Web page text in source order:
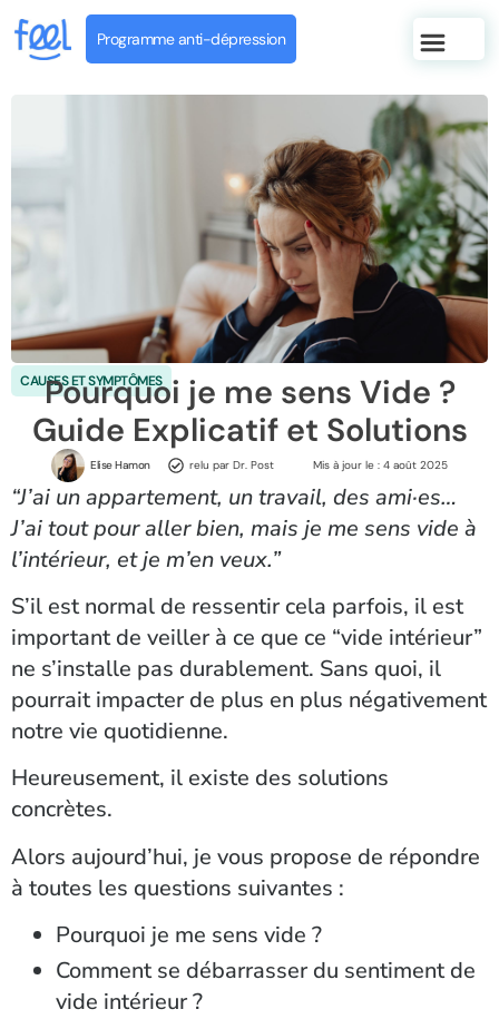
Programme anti-dépression
CAUSES ET SYMPTÔMES
Pourquoi je me sens Vide ?
Guide Explicatif et Solutions
Elise Hamon relu par Dr. Post Mis à jour le : 4 août 2025
“J’ai un appartement, un travail, des ami·es…
J’ai tout pour aller bien, mais je me sens vide à
l’intérieur, et je m’en veux.”
S’il est normal de ressentir cela parfois, il est
important de veiller à ce que ce “vide intérieur”
ne s’installe pas durablement. Sans quoi, il
pourrait impacter de plus en plus négativement
notre vie quotidienne.
Heureusement, il existe des solutions
concrètes.
Alors aujourd’hui, je vous propose de répondre
à toutes les questions suivantes :
Pourquoi je me sens vide ?
Comment se débarrasser du sentiment de
vide intérieur ?